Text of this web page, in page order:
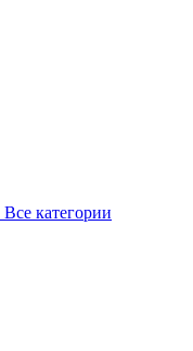
Все категории